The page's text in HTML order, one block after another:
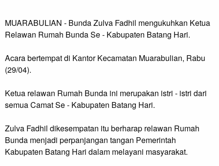
MUARABULIAN - Bunda Zulva Fadhil mengukuhkan Ketua
Relawan Rumah Bunda Se - Kabupaten Batang Hari.
Acara bertempat di Kantor Kecamatan Muarabulian, Rabu
(29/04).
Ketua relawan Rumah Bunda ini merupakan istri - istri dari
semua Camat Se - Kabupaten Batang Hari.
Zulva Fadhil dikesempatan itu berharap relawan Rumah
Bunda menjadi perpanjangan tangan Pemerintah
Kabupaten Batang Hari dalam melayani masyarakat.